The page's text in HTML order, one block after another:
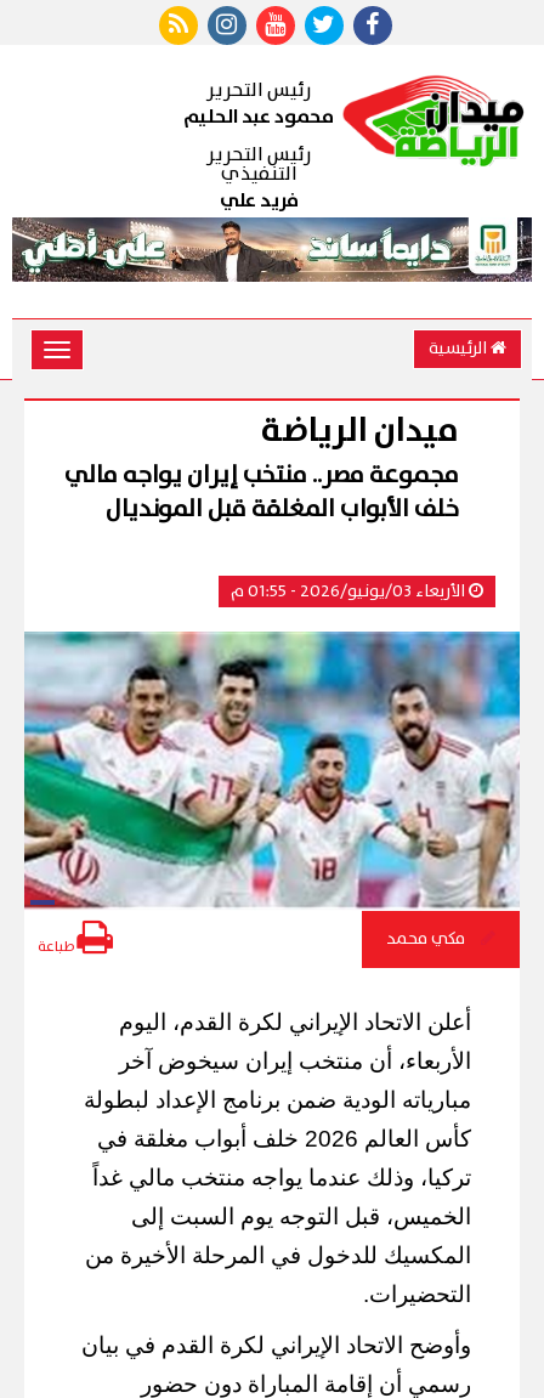
رئيس التحرير
محمود عبد الحليم
رئيس التحرير
التنفيذي
فريد علي
الرئيسية
Toggle
ميدان الرياضة
مجموعة مصر.. منتخب إيران يواجه مالي
خلف الأبواب المغلقة قبل المونديال
الأربعاء 03/يونيو/2026 - 01:55 م
مكي محمد طباعة
أعلن الاتحاد الإيراني لكرة القدم، اليوم
الأربعاء، أن منتخب إيران سيخوض آخر
مبارياته الودية ضمن برنامج الإعداد لبطولة
كأس العالم 2026 خلف أبواب مغلقة في
تركيا، وذلك عندما يواجه منتخب مالي غداً
الخميس، قبل التوجه يوم السبت إلى
المكسيك للدخول في المرحلة الأخيرة من
التحضيرات.
وأوضح الاتحاد الإيراني لكرة القدم في بيان
رسمي أن إقامة المباراة دون حضور